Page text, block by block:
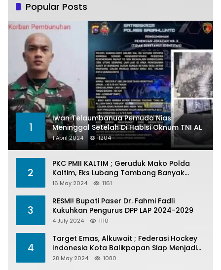
Popular Posts
1
Iwan Telaumbanua Pemuda Nias
Meninggal Setelah Di Habisi Oknum TNI AL
1 April 2024 1204
2
PKC PMII KALTIM ; Geruduk Mako Polda
Kaltim, Eks Lubang Tambang Banyak
Menelan Korban
16 May 2024 1161
3
RESMI! Bupati Paser Dr. Fahmi Fadli
Kukuhkan Pengurus DPP LAP 2024-2029
4 July 2024 1110
4
Target Emas, Alkuwait ; Federasi Hockey
Indonesia Kota Balikpapan Siap Menjadi
Barometer Prestasi Di Kaltim
28 May 2024 1080